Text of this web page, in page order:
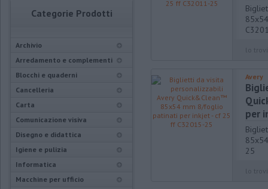
Categorie Prodotti
Archivio
Arredamento e complementi
Blocchi e quaderni
Cancelleria
Carta
Comunicazione visiva
Disegno e didattica
Igiene e pulizia
Informatica
Macchine per ufficio
Avery
per
25